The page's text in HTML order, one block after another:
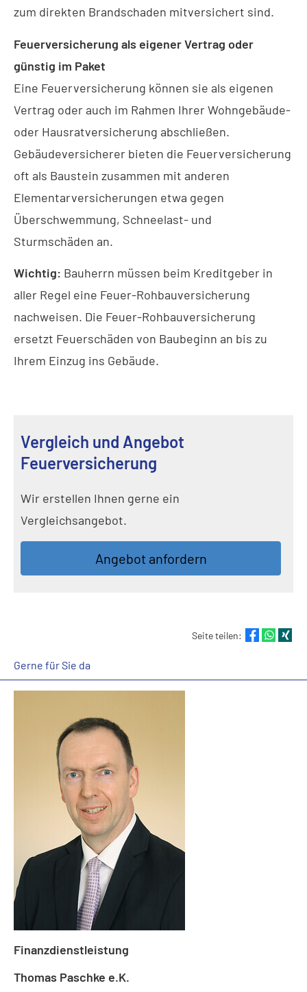
zum direkten Brandschaden mitversichert sind.
Feuerversicherung als eigener Vertrag oder
günstig im Paket
Eine Feuerversicherung können sie als eigenen
Vertrag oder auch im Rahmen Ihrer Wohngebäude-
oder Haus­rat­ver­si­che­rung abschließen.
Gebäudeversicherer bieten die Feuerversicherung
oft als Baustein zusammen mit anderen
Elementarversicherungen etwa gegen
Überschwemmung, Schneelast- und
Sturmschäden an.
Wichtig: Bauherrn müssen beim Kreditgeber in
aller Regel eine Feuer-Rohbauversicherung
nachweisen. Die Feuer-Rohbauversicherung
ersetzt Feuerschäden von Baubeginn an bis zu
Ihrem Einzug ins Gebäude.
Vergleich und Angebot
Feuerversicherung
Wir erstellen Ihnen gerne ein
Vergleichsangebot.
An­ge­bot an­for­dern
Seite teilen:
Gerne für Sie da
Finanzdienstleistung
Thomas Paschke e.K.